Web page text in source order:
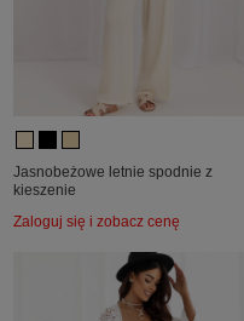
Jasnobeżowe letnie spodnie z
kieszenie
Zaloguj się i zobacz cenę